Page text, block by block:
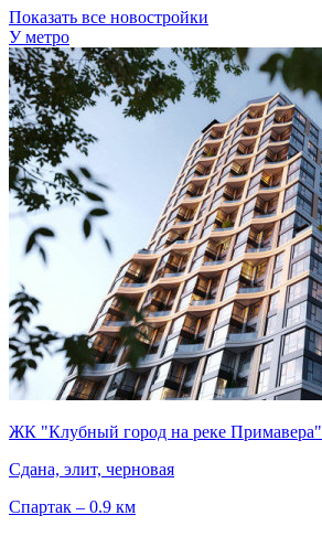
Показать все новостройки
У метро
ЖК "Клубный город на реке Примавера"
Сдана, элит, черновая
Спартак – 0.9 км